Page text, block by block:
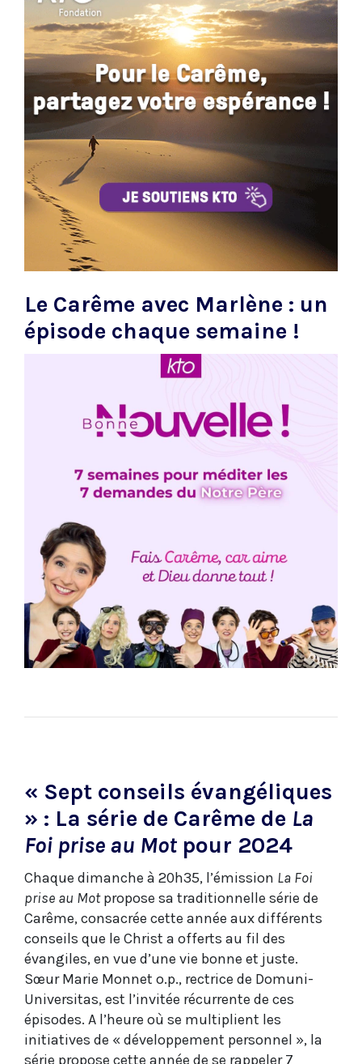
Le Carême avec Marlène : un
épisode chaque semaine !
« Sept conseils évangéliques
» : La série de Carême de La
Foi prise au Mot pour 2024
Chaque dimanche à 20h35, l’émission La Foi
prise au Motpropose sa traditionnelle série de
Carême, consacrée cette année aux différents
conseils que le Christ a offerts au fil des
évangiles, en vue d’une vie bonne et juste.
Sœur Marie Monnet o.p., rectrice de Domuni-
Universitas, est l’invitée récurrente de ces
épisodes. A l’heure où se multiplient les
initiatives de « développement personnel », la
série propose cette année de se rappeler 7